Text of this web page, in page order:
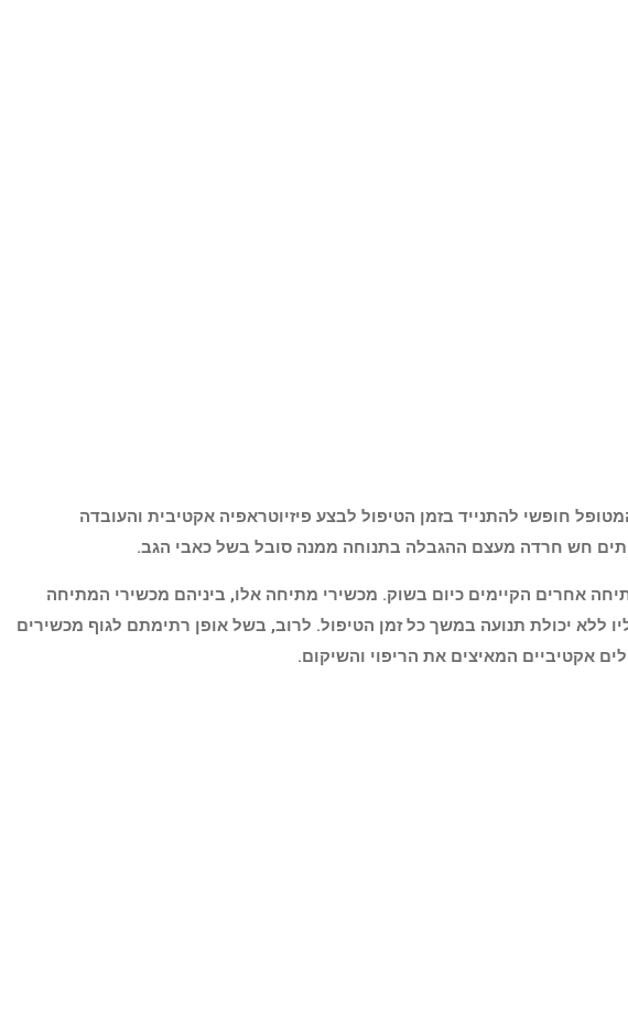
מהעבודה המטופל חופשי להתנייד בזמן הטיפול לבצע פיזיוטראפיה אקטיבית והעובדה
חש חרדה מעצם ההגבלה בתנוחה ממנה סובל בשל כאבי הגב.
אחרים הקיימים כיום בשוק. מכשירי מתיחה אלו, ביניהם מכשירי המתיחה
ללא יכולת תנועה במשך כל זמן הטיפול. לרוב, בשל אופן רתימתם לגוף מכשירים
אקטיביים המאיצים את הריפוי והשיקום.